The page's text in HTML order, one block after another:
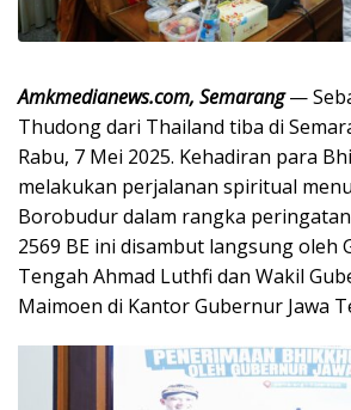
Amkmedianews.com, Semarang—
Thudong dari Thailand tiba di
Rabu, 7 Mei 2025. Kehadiran para
melakukan perjalanan spiritual
Borobudur dalam rangka
2569 BE ini disambut langsung oleh
Tengah Ahmad Luthfi dan Wakil
Maimoen di Kantor Gubernur Jawa